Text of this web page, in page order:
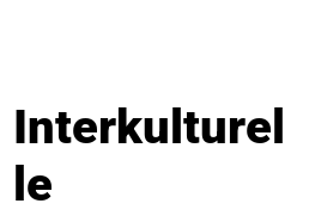
Interkulturel
le